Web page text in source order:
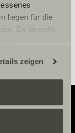
liegen für die
Es besteht
Daten für
Daten
finden Sie hier:
aus,
zeigen